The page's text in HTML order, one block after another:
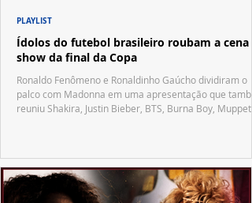
Ídolos do futebol brasileiro roubam a cena
show da final da Copa
Ronaldo Fenômeno e Ronaldinho Gaúcho dividiram o
palco com Madonna em uma apresentação que
reuniu Shakira, Justin Bieber, BTS, Burna Boy, Muppets,
PLAYLIST